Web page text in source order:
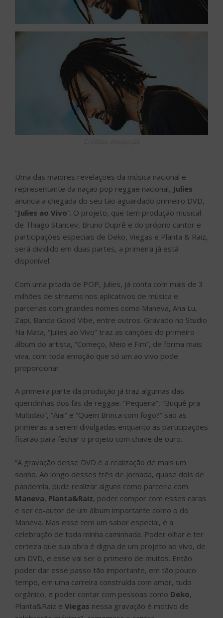
Uma das maiores revelações da música nacional e
representante da nação pop reggae nacional, Julies
anuncia a chegada do seu tão aguardado primeiro DVD,
“Julies ao Vivo“. O projeto, que tem produção musical
de Thiago Stancev, Bruno Duprê e do próprio cantor e
participações especiais de Deko, Viegas e Planta & Raiz,
será dividido em duas partes, a primeira já está
disponível.
Com uma pitada de POP, Julies, já conta com mais de 3
milhões de streams nos aplicativos de música e
parcerias com grandes nomes como Maneva, Ana Lu,
Zapi, Banda Good Vibe, entre outros. Gravado no Studio
Na Mata, “Julies ao Vivo” traz as canções do primeiro
álbum do artista, “Começo, Meio e Fim”, de forma mais
viva, com toda emoção que só um ao vivo pode
proporcionar.
A primeira parte da produção já traz algumas das
queridinhas dos fãs de reggae. “Pequena”, “Buquê pra
Multidão”, “Aiai” e “Quem Brinca com fogo?” são as
primeiras a serem divulgadas enquanto as participações
ficarão para fechar o projeto com chave de ouro.
“A gravação desse DVD é a realização de mais um
sonho. Ao longo desses três de jornada, quase dois de
pandemia, pude realizar alguns como parceria com
Maneva, Planta&Raiz, poder compor com esses caras
e ser co-autor de um álbum importante como o do
Maneva. Mas esse tem um sabor especial, é a
celebração de toda minha caminhada. Poder olhar e ter
certeza que sua obra é digna de um projeto ao vivo, de
um DVD, e esse vai ser o primeiro de muitos. Então
poder dar esse passo tão importante, em tão pouco
tempo, em uma carreira construída com amor, tudo
orgânico, e poder contar com pessoas como Deko,
Planta&Raiz e Viegas nessa gravação é motivo de